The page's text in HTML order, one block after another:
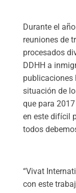
Durante el
reuniones de
procesados
DDHH a
publicaciones
situación de
que para
en este difícil
todos
“Vivat
con este